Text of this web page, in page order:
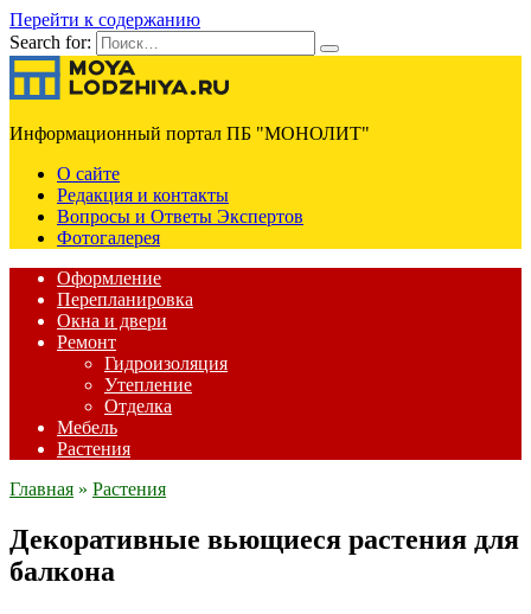
Перейти к содержанию
Search for:
Информационный портал ПБ "МОНОЛИТ"
О сайте
Редакция и контакты
Вопросы и Ответы Экспертов
Фотогалерея
Оформление
Перепланировка
Окна и двери
Ремонт
Гидроизоляция
Утепление
Отделка
Мебель
Растения
Главная » Растения
Декоративные вьющиеся растения для
балкона